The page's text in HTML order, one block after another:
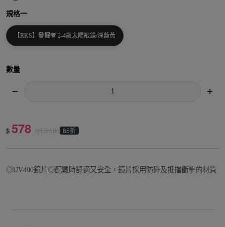
規格一
【RKS】發掘者 2-4歲太陽眼鏡/深藍黃
數量
$ 578 NTD680 85折
◎UV400鏡片◎配戴時舒適又安全，鏡片採用防碎及抵擋衝擊的材質